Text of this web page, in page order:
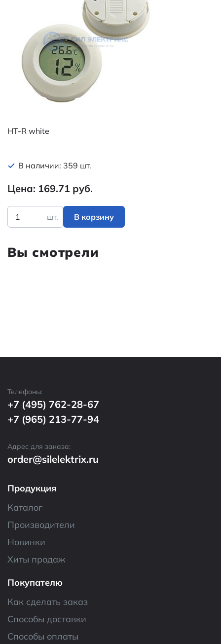
HT-R white
В наличии: 359 шт.
Цена: 169.71 руб.
шт. В корзину
Вы смотрели
Телефоны:
+7 (495) 762-28-67
+7 (965) 213-77-94
Адрес для заказа:
order@silelektrix.ru
Продукция
Каталог
Производители
Новинки
Хиты продаж
Покупателю
Как сделать заказ
Способы доставки
Способы оплаты